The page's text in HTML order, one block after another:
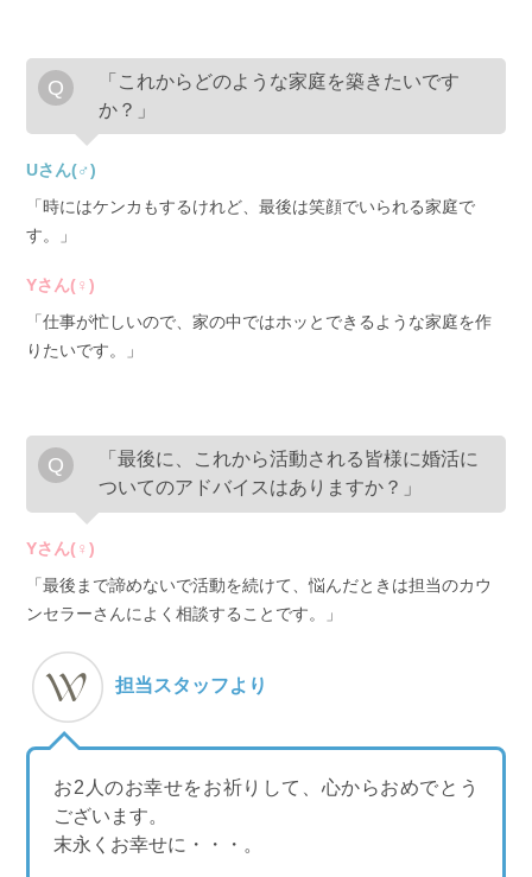
「これからどのような家庭を築きたいです
か？」
Uさん(♂)
「時にはケンカもするけれど、最後は笑顔でいられる家庭で
す。」
Yさん(♀)
「仕事が忙しいので、家の中ではホッとできるような家庭を作
りたいです。」
「最後に、これから活動される皆様に婚活に
ついてのアドバイスはありますか？」
Yさん(♀)
「最後まで諦めないで活動を続けて、悩んだときは担当のカウ
ンセラーさんによく相談することです。」
担当スタッフより
お2人のお幸せをお祈りして、心からおめでとう
ございます。
末永くお幸せに・・・。